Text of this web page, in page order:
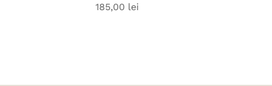
Preț
185,00 lei